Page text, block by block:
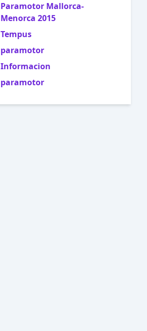
Paramotor Mallorca-
Menorca 2015
Tempus
paramotor
Informacion
paramotor